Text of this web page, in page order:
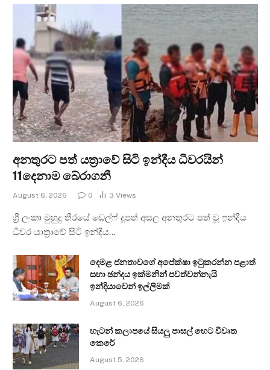
අනතුරට පත් යත්‍රාවේ සිටි ඉන්දීය ධීවරයින්
11දෙනාම බේරාගනී
August 6, 2026 0 3 Views
ශ්‍රී ලංකා මුහුදු තීරයේ ඩෙල්ෆ් දූපත් අසල අනතුරට පත් වූ ඉන්දීය
ධීවර යාත්‍රාවේ සිටි ඉන්දීය…
දෙමළ ජනතාවගේ අපේක්ෂා ඉටුකරන්න පළාත්
සභා ඡන්දය ඉක්මනින් පවත්වන්නැයි
ඉන්දියාවෙන් ඉල්ලීමක්
August 6, 2026
හැටන් කලාපයේ සියලු පාසල් හෙට විවෘත
කෙරේ
August 5, 2026